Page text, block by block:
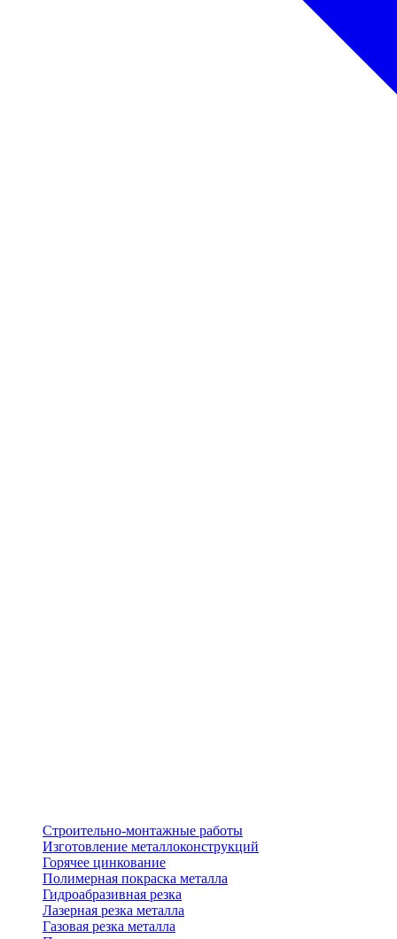
Строительно-монтажные работы
Изготовление металлоконструкций
Горячее цинкование
Полимерная покраска металла
Гидроабразивная резка
Лазерная резка металла
Газовая резка металла